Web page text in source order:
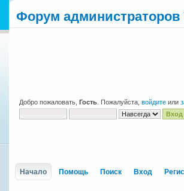
Форум администраторов
Добро пожаловать, Гость . Пожалуйста, войдите или
Начало Помощь Поиск Вход